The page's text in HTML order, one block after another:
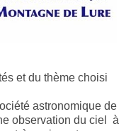
et du thème choisi
astronomique de
observation du ciel à